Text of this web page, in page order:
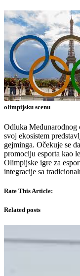
olimpijsku scenu
Odluka Međunarodnog
svoj ekosistem
gejminga. Očekuje se
promociju esporta kao
Olimpijske igre za
integracije sa
Rate This Article:
Related posts